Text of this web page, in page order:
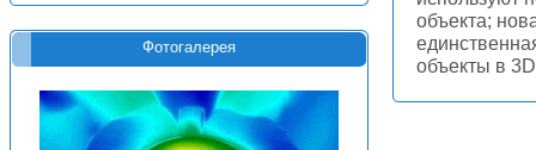
Фотогалерея
объекта;
объекты в